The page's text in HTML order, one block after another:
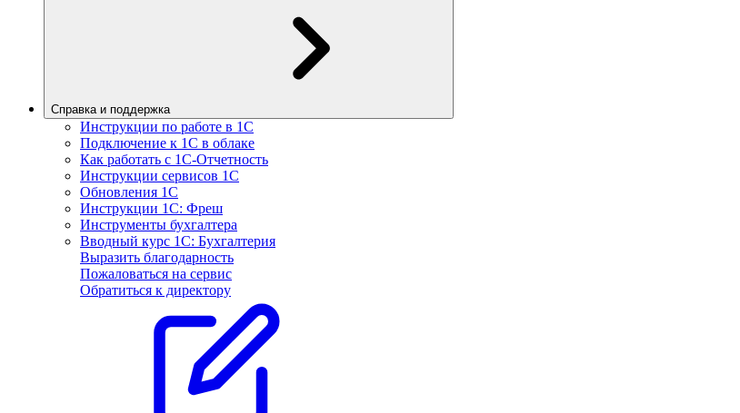
Справка и поддержка
Инструкции по работе в 1С
Подключение к 1С в облаке
Как работать с 1С‑Отчетность
Инструкции сервисов 1С
Обновления 1С
Инструкции 1С: Фреш
Инструменты бухгалтера
Вводный курс 1С: Бухгалтерия
Выразить благодарность
Пожаловаться на сервис
Обратиться к директору